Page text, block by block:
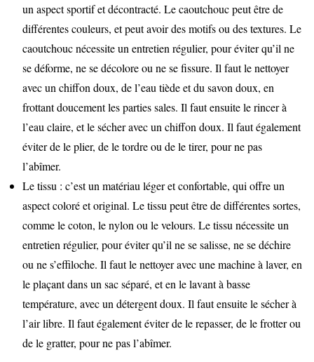
un aspect sportif et décontracté. Le caoutchouc peut être de
différentes couleurs, et peut avoir des motifs ou des textures. Le
caoutchouc nécessite un entretien régulier, pour éviter qu’il ne
se déforme, ne se décolore ou ne se fissure. Il faut le nettoyer
avec un chiffon doux, de l’eau tiède et du savon doux, en
frottant doucement les parties sales. Il faut ensuite le rincer à
l’eau claire, et le sécher avec un chiffon doux. Il faut également
éviter de le plier, de le tordre ou de le tirer, pour ne pas
l’abîmer.
Le tissu : c’est un matériau léger et confortable, qui offre un
aspect coloré et original. Le tissu peut être de différentes sortes,
comme le coton, le nylon ou le velours. Le tissu nécessite un
entretien régulier, pour éviter qu’il ne se salisse, ne se déchire
ou ne s’effiloche. Il faut le nettoyer avec une machine à laver, en
le plaçant dans un sac séparé, et en le lavant à basse
température, avec un détergent doux. Il faut ensuite le sécher à
l’air libre. Il faut également éviter de le repasser, de le frotter ou
de le gratter, pour ne pas l’abîmer.